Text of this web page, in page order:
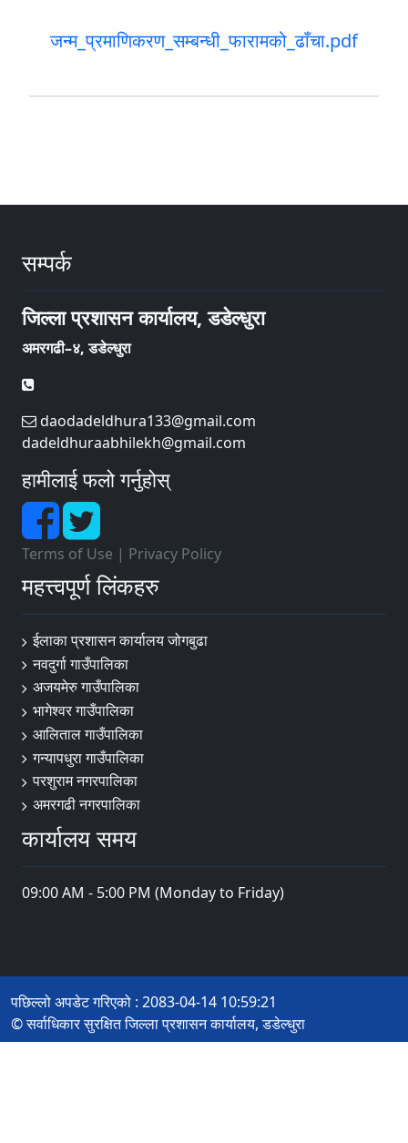
जन्म_प्रमाणिकरण_सम्बन्धी_फारामको_ढाँचा.pdf
सम्पर्क
जिल्ला प्रशासन कार्यालय, डडेल्धुरा
अमरगढी–४, डडेल्धुरा
daodadeldhura133@gmail.com
dadeldhuraabhilekh@gmail.com
हामीलाई फलो गर्नुहोस्
Terms of Use | Privacy Policy
महत्त्वपूर्ण लिंकहरु
ईलाका प्रशासन कार्यालय जोगबुढा
नवदुर्गा गाउँपालिका
अजयमेरु गाउँपालिका
भागेश्वर गाउँपालिका
आलिताल गाउँपालिका
गन्यापधुरा गाउँपालिका
परशुराम नगरपालिका
अमरगढी नगरपालिका
कार्यालय समय
09:00 AM - 5:00 PM (Monday to Friday)
पछिल्लो अपडेट गरिएको : 2083-04-14 10:59:21
© सर्वाधिकार सुरक्षित जिल्ला प्रशासन कार्यालय, डडेल्धुरा